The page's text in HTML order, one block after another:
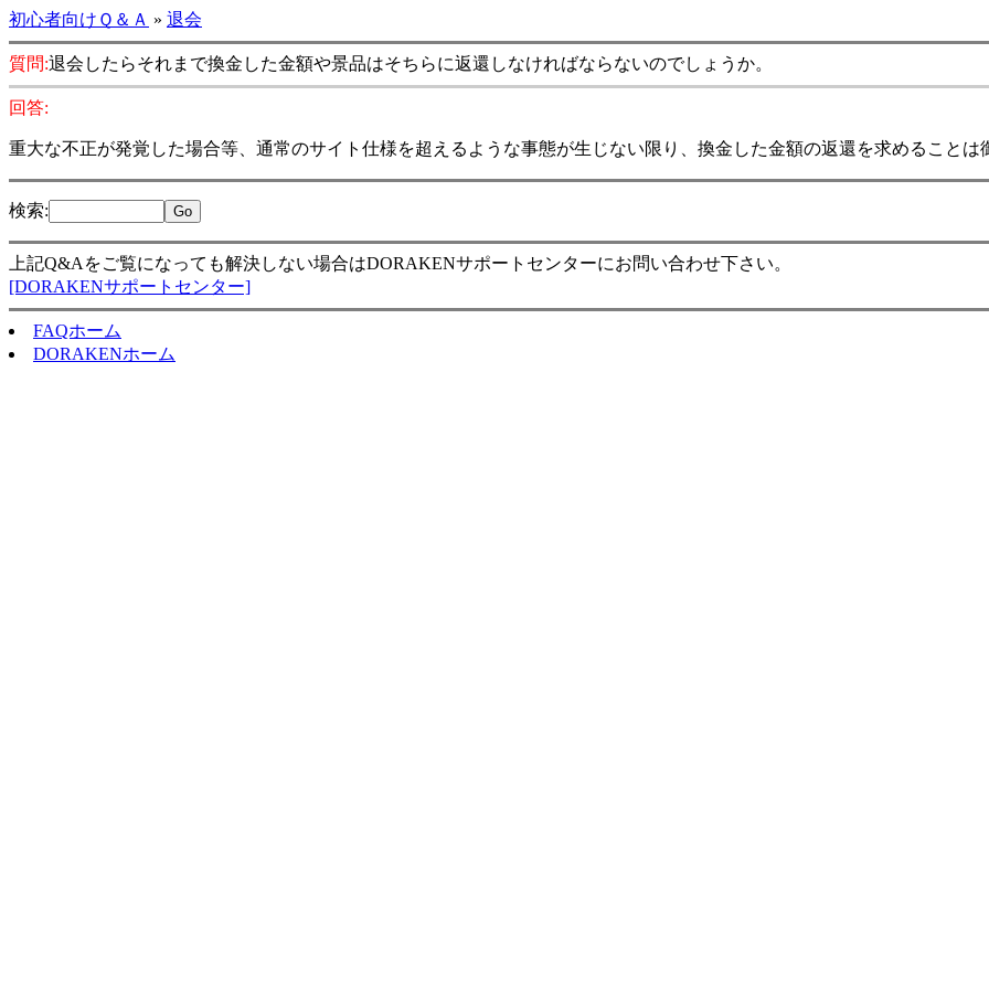
初心者向けＱ＆Ａ » 退会
質問:退会したらそれまで換金した金額や景品はそちらに返還しなければならないのでしょうか。
回答:
重大な不正が発覚した場合等、通常のサイト仕様を超えるような事態が生じない限り、換金した金額の返還を求めることは
検索:
上記Q&Aをご覧になっても解決しない場合はDORAKENサポートセンターにお問い合わせ下さい。
[DORAKENサポートセンター]
FAQホーム
DORAKENホーム